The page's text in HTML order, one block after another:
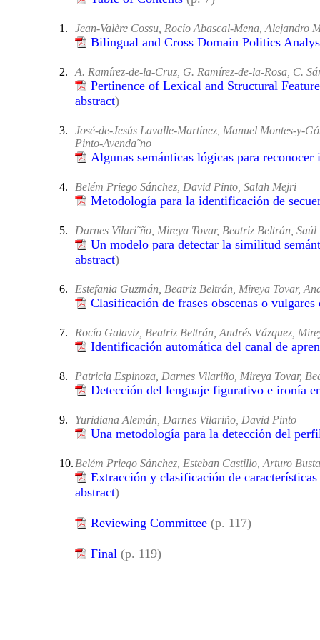
1. Jean-Valère Cossu, Rocío Abascal-Mena, Alejandro
Bilingual and Cross Domain Politics
2. A. Ramírez-de-la-Cruz, G. Ramírez-de-la-Rosa, C.
Pertinence of Lexical and Structural
abstract)
3.
José-de-Jesús Lavalle-Martínez, Manuel Montes-y-
Pinto-Avenda˜no
Algunas semánticas lógicas para
4. Belém Priego Sánchez, David Pinto, Salah Mejri
Metodología para la identificación de
5. Darnes Vilari˜ño, Mireya Tovar, Beatriz Beltrán, Saúl
Un modelo para detectar la similitud
abstract)
6. Estefania Guzmán, Beatriz Beltrán, Mireya Tovar,
Clasificación de frases obscenas o vulgares
7. Rocío Galaviz, Beatriz Beltrán, Andrés Vázquez,
Identificación automática del canal de
8. Patricia Espinoza, Darnes Vilariño, Mireya Tovar,
Detección del lenguaje figurativo e ironía
9. Yuridiana Alemán, Darnes Vilariño, David Pinto
Una metodología para la detección del
10. Belém Priego Sánchez, Esteban Castillo, Arturo
Extracción y clasificación de
abstract)
Reviewing Committee (p. 117)
Final (p. 119)